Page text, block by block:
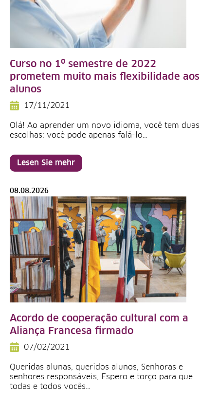
Curso no 1º semestre de 2022
prometem muito mais flexibilidade aos
alunos
17/11/2021
Olá! Ao aprender um novo idioma, você tem duas
escolhas: você pode apenas falá-lo…
Lesen Sie mehr
08.08.2026
Acordo de cooperação cultural com a
Aliança Francesa firmado
07/02/2021
Queridas alunas, queridos alunos, Senhoras e
senhores responsáveis, Espero e torço para que
todas e todos vocês…